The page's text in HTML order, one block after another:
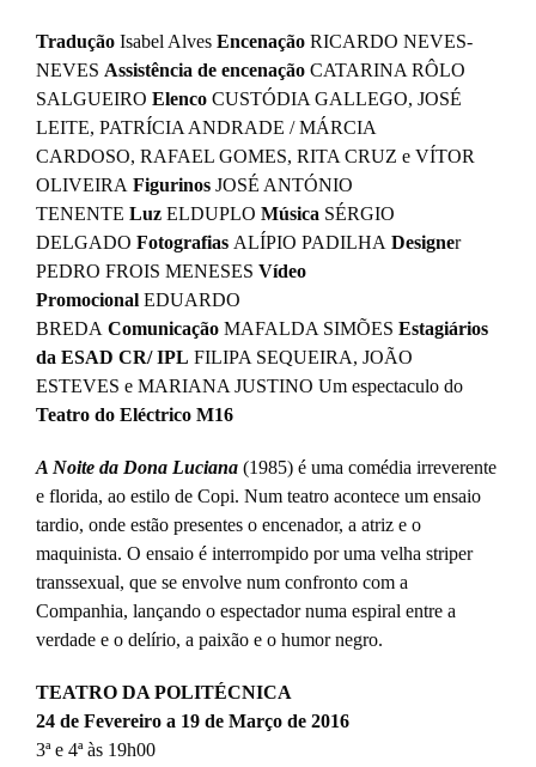
Tradução Isabel Alves Encenação RICARDO NEVES-
NEVES Assistência de encenação CATARINA RÔLO
SALGUEIRO Elenco CUSTÓDIA GALLEGO, JOSÉ
LEITE, PATRÍCIA ANDRADE / MÁRCIA
CARDOSO, RAFAEL GOMES, RITA CRUZ e VÍTOR
OLIVEIRA Figurinos JOSÉ ANTÓNIO
TENENTE Luz ELDUPLO Música SÉRGIO
DELGADO Fotografias ALÍPIO PADILHA Designer
PEDRO FROIS MENESES Vídeo
Promocional EDUARDO
BREDA Comunicação MAFALDA SIMÕES Estagiários
da ESAD CR/ IPL FILIPA SEQUEIRA, JOÃO
ESTEVES e MARIANA JUSTINO Um espectaculo do
Teatro do Eléctrico M16
A Noite da Dona Luciana (1985) é uma comédia irreverente
e florida, ao estilo de Copi. Num teatro acontece um ensaio
tardio, onde estão presentes o encenador, a atriz e o
maquinista. O ensaio é interrompido por uma velha striper
transsexual, que se envolve num confronto com a
Companhia, lançando o espectador numa espiral entre a
verdade e o delírio, a paixão e o humor negro.
TEATRO DA POLITÉCNICA
24 de Fevereiro a 19 de Março de 2016
3ª e 4ª às 19h00